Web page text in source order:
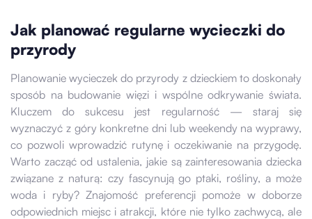
Jak planować regularne wycieczki do
przyrody
Planowanie wycieczek do przyrody z dzieckiem to doskonały
sposób na budowanie więzi i wspólne odkrywanie świata.
Kluczem do sukcesu jest regularność — staraj się
wyznaczyć z góry konkretne dni lub weekendy na wyprawy,
co pozwoli wprowadzić rutynę i oczekiwanie na przygodę.
Warto zacząć od ustalenia, jakie są zainteresowania dziecka
związane z naturą: czy fascynują go ptaki, rośliny, a może
woda i ryby? Znajomość preferencji pomoże w doborze
odpowiednich miejsc i atrakcji, które nie tylko zachwycą, ale